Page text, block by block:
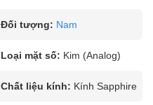
Đối tượng: Nam
Loại mặt số: Kim (Analog)
Chất liệu kính: Kính Sapphire